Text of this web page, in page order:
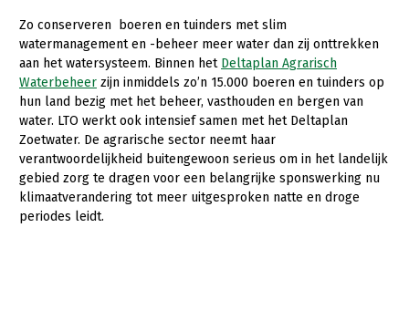
Zo conserveren boeren en tuinders met slim
watermanagement en -beheer meer water dan zij onttrekken
aan het watersysteem. Binnen het Deltaplan Agrarisch
Waterbeheer zijn inmiddels zo’n 15.000 boeren en tuinders op
hun land bezig met het beheer, vasthouden en bergen van
water. LTO werkt ook intensief samen met het Deltaplan
Zoetwater. De agrarische sector neemt haar
verantwoordelijkheid buitengewoon serieus om in het landelijk
gebied zorg te dragen voor een belangrijke sponswerking nu
klimaatverandering tot meer uitgesproken natte en droge
periodes leidt.